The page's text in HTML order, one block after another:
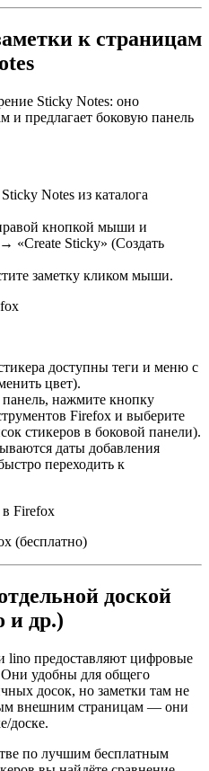
к страницам
Sticky Notes: оно
и предлагает боковую панель
Notes из каталога
кнопкой мыши и
«Create Sticky» (Создать
заметку кликом мыши.
доступны теги и меню с
цвет).
нажмите кнопку
Firefox и выберите
стикеров в боковой панели).
даты добавления
переходить к
(бесплатно)
доской
и др.)
lino предоставляют цифровые
Они удобны для общего
досок, но заметки там не
внешним страницам — они
доске.
по лучшим бесплатным